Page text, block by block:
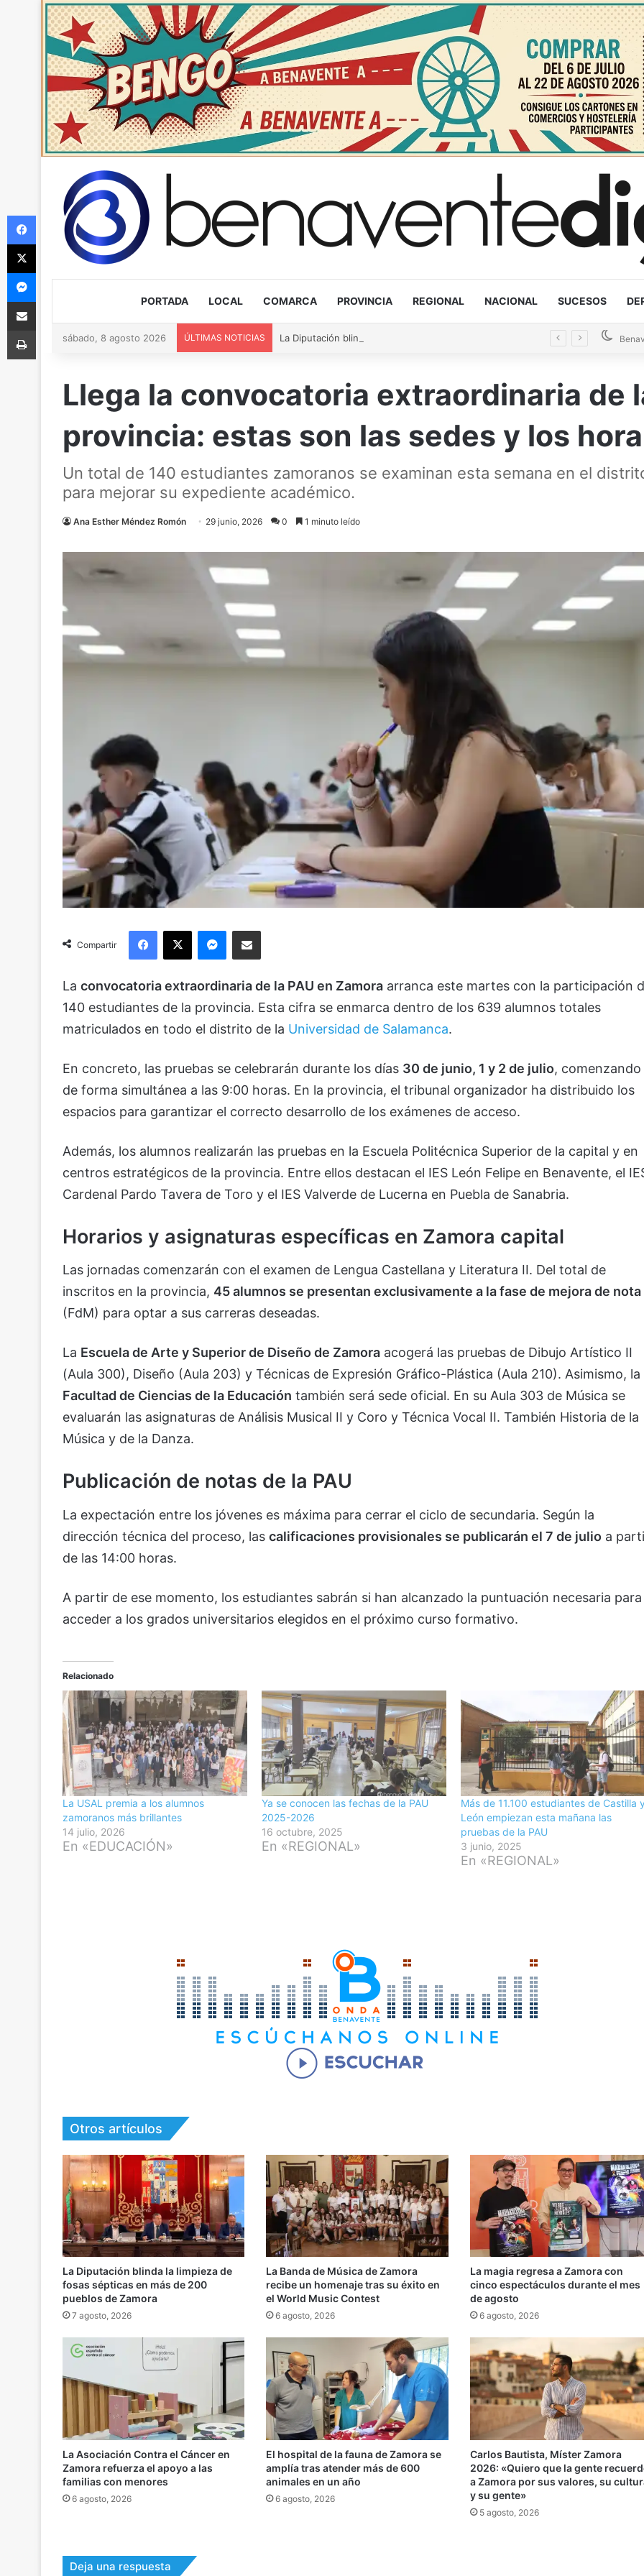
PORTADA LOCAL COMARCA PROVINCIA REGIONAL NACIONAL SUCESOS
sábado, 8 agosto 2026 ÚLTIMAS NOTICIAS
Llega la convocatoria extraordinaria de
provincia: estas son las sedes y los
Un total de 140 estudiantes zamoranos se examinan esta semana en el
para mejorar su expediente académico.
Ana Esther Méndez Romón 29 junio, 2026 0 1 minuto leído
Compartir
Facebook
X Messenger
Compartir via Email
La convocatoria extraordinaria de la PAU en Zamora arranca este martes con la participación
140 estudiantes de la provincia. Esta cifra se enmarca dentro de los 639 alumnos totales
matriculados en todo el distrito de la Universidad de Salamanca.
En concreto, las pruebas se celebrarán durante los días 30 de junio, 1 y 2 de julio, comenzando
de forma simultánea a las 9:00 horas. En la provincia, el tribunal organizador ha distribuido los
espacios para garantizar el correcto desarrollo de los exámenes de acceso.
Además, los alumnos realizarán las pruebas en la Escuela Politécnica Superior de la capital y en
centros estratégicos de la provincia. Entre ellos destacan el IES León Felipe en Benavente, el
Cardenal Pardo Tavera de Toro y el IES Valverde de Lucerna en Puebla de Sanabria.
Horarios y asignaturas específicas en Zamora capital
Las jornadas comenzarán con el examen de Lengua Castellana y Literatura II. Del total de
inscritos en la provincia, 45 alumnos se presentan exclusivamente a la fase de mejora de nota
(FdM) para optar a sus carreras deseadas.
La Escuela de Arte y Superior de Diseño de Zamora acogerá las pruebas de Dibujo Artístico II
(Aula 300), Diseño (Aula 203) y Técnicas de Expresión Gráfico-Plástica (Aula 210). Asimismo, la
Facultad de Ciencias de la Educación también será sede oficial. En su Aula 303 de Música se
evaluarán las asignaturas de Análisis Musical II y Coro y Técnica Vocal II. También Historia de la
Música y de la Danza.
Publicación de notas de la PAU
La expectación entre los jóvenes es máxima para cerrar el ciclo de secundaria. Según la
dirección técnica del proceso, las calificaciones provisionales se publicarán el 7 de julio a
de las 14:00 horas.
A partir de ese momento, los estudiantes sabrán si han alcanzado la puntuación necesaria para
acceder a los grados universitarios elegidos en el próximo curso formativo.
Relacionado
La USAL premia a los alumnos
zamoranos más brillantes
14 julio, 2026
En «EDUCACIÓN»
Ya se conocen las fechas de la PAU
2025-2026
16 octubre, 2025
En «REGIONAL»
Más de 11.100 estudiantes de Castilla
León empiezan esta mañana las
pruebas de la PAU
3 junio, 2025
En «REGIONAL»
Otros artículos
La Diputación blinda la limpieza de
fosas sépticas en más de 200
pueblos de Zamora
7 agosto, 2026
La Banda de Música de Zamora
recibe un homenaje tras su éxito en
el World Music Contest
6 agosto, 2026
La magia regresa a Zamora con
cinco espectáculos durante el mes
de agosto
6 agosto, 2026
La Asociación Contra el Cáncer en
Zamora refuerza el apoyo a las
familias con menores
6 agosto, 2026
El hospital de la fauna de Zamora se
amplía tras atender más de 600
animales en un año
6 agosto, 2026
Carlos Bautista, Míster Zamora
2026: «Quiero que la gente
a Zamora por sus valores, su
y su gente»
5 agosto, 2026
Deja una respuesta
Facebook
X
Messenger
Compartir via Email